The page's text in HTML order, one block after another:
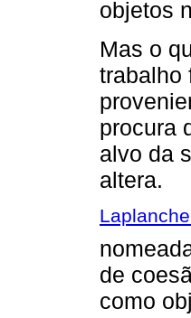
objetos
Mas o
trabalho
procura
alvo da
altera.
de
como